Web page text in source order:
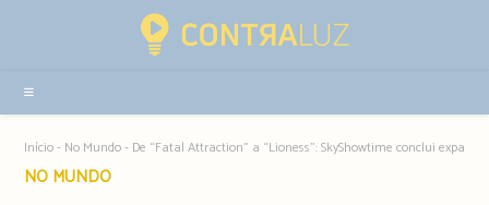
sidebar
Início- No Mundo- De “Fatal Attraction” a “Lioness”: SkyShowtime conclui
Post
NO MUNDO